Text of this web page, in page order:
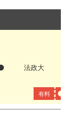
法政大
有料